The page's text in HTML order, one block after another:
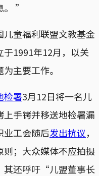
”
童福利联盟文教基金
1991年12月，以关
主要工作。
检署3月12日将一名儿
手铐并移送地检署漏
业工会随后发出抗议，
；大众媒体不应拍摄
其还呼吁“儿盟董事长